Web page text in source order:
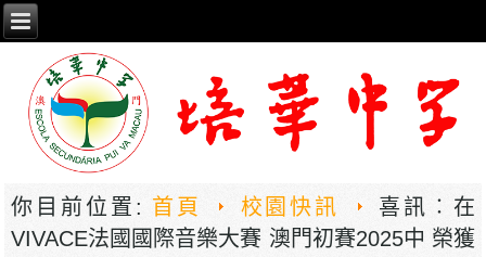
你目前位置: 首頁 校園快訊
喜訊︰在
VIVACE法國國際音樂大賽 澳門初賽2025中 榮獲